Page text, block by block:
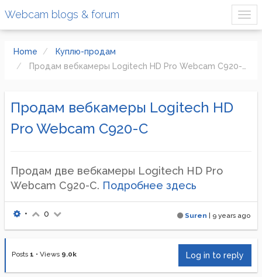
Webcam blogs & forum
Home
Куплю-продам
Продам вебкамеры Logitech HD Pro Webcam C920-C
Продам вебкамеры Logitech HD
Pro Webcam C920-C
Продам две вебкамеры Logitech HD Pro
Webcam C920-C. Подробнее здесь
Suren 9 years ago
• 0
Posts 1 • Views 9.0k Log in to reply